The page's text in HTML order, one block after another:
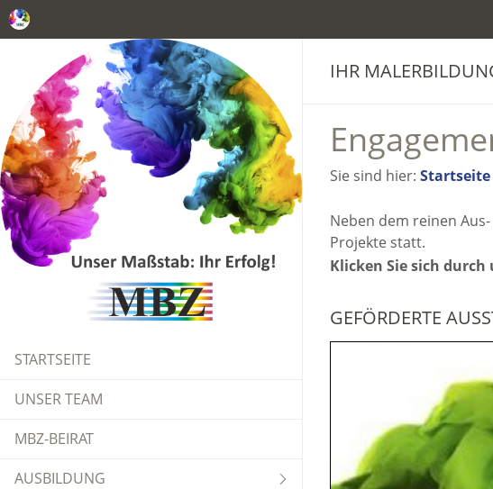
STARTSEITE
UNSER TEAM
MBZ-BEIRAT
AUSBILDUNG
IHR
Sie sind hier: Startseite
Neben dem reinen
Projekte statt.
Klicken Sie sich durch
GEFÖRDERTE